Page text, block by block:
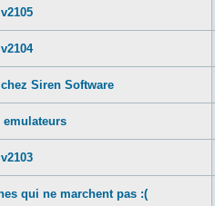
Siren Software
qui ne marchent pas :(